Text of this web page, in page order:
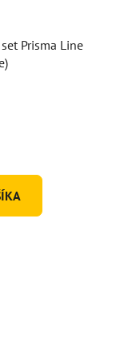
Prisma Line